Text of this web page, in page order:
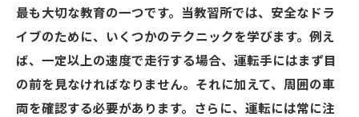
最も大切な教育の一つです。当教習所では、安全なドラ
イブのために、いくつかのテクニックを学びます。例え
ば、一定以上の速度で走行する場合、運転手にはまず目
の前を見なければなりません。それに加えて、周囲の車
両を確認する必要があります。さらに、運転には常に注